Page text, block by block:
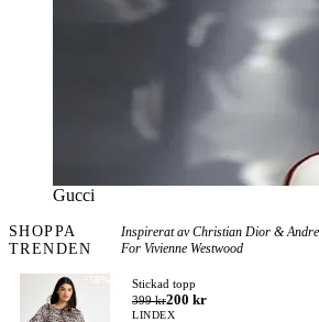
Gucci
SHOPPA
TRENDEN
Inspirerat av Christian Dior &
For Vivienne Westwood
−50%
Stickad topp
399 kr200 kr
LINDEX